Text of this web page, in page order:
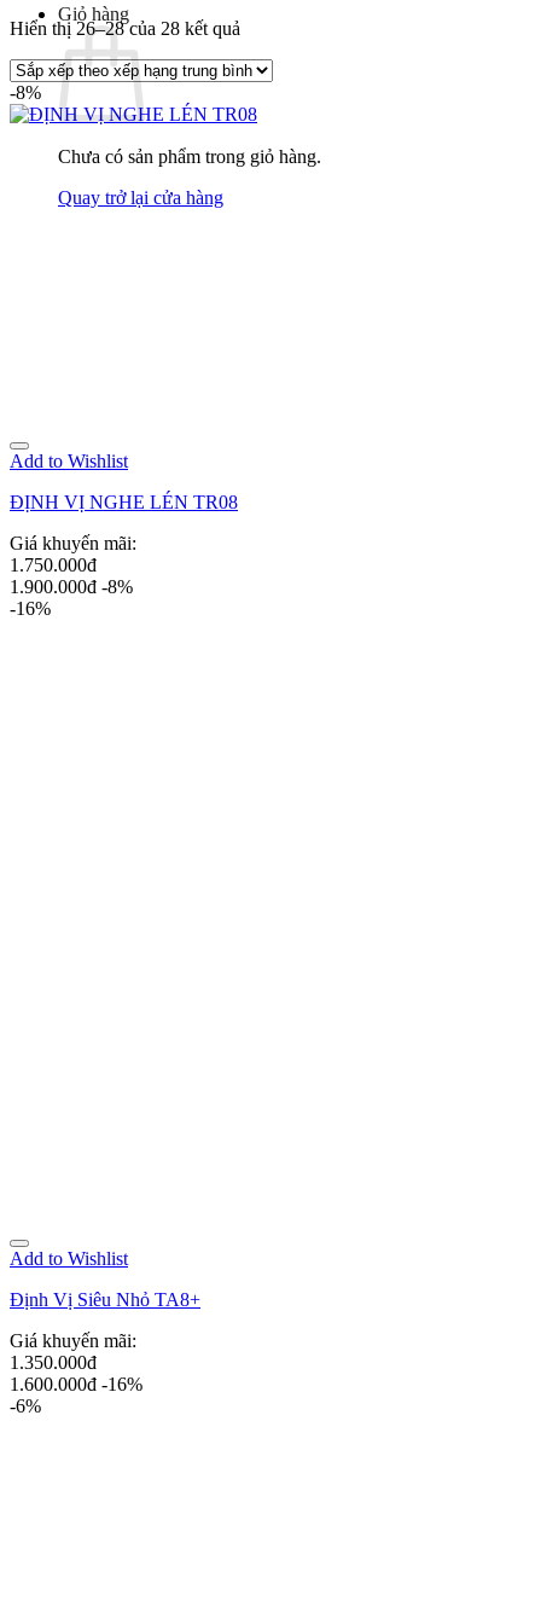
Giỏ hàng
Chưa có sản phẩm trong giỏ hàng.
Quay trở lại cửa hàng
Hiển thị 26–28 của 28 kết quả
xếp
xếp
trung
-8%
Add to Wishlist
ĐỊNH VỊ NGHE LÉN TR08
Giá khuyến mãi:
1.750.000đ
1.900.000đ -8%
-16%
Add to Wishlist
Định Vị Siêu Nhỏ TA8+
Giá khuyến mãi:
1.350.000đ
1.600.000đ -16%
-6%